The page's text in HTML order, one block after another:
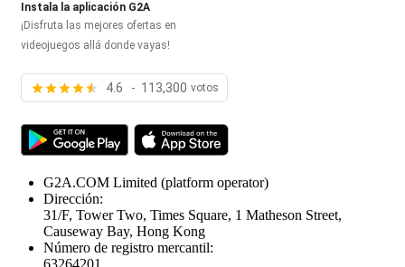
Instala la aplicación G2A
¡Disfruta las mejores ofertas en
videojuegos allá donde vayas!
4.6 - 113,300 votos
G2A.COM Limited (platform operator)
Dirección:
31/F, Tower Two, Times Square, 1 Matheson Street,
Causeway Bay, Hong Kong
Número de registro mercantil: